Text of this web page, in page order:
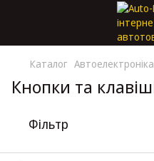
Каталог Автоелектроніка
Кнопки та
Фільтр